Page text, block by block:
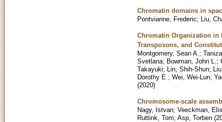
Chromatin domains in
Pontvianne, Frederic; Liu,
Chromatin Organization in
Transposons, and
Montgomery, Sean A. ;
Svetlana; Bowman, John L. ;
Takayuki; Lin, Shih-Shun;
Dorothy E. ; Wei, Wei-Lun;
(2020)
Chromosome-scale
Nagy, Istvan; Veeckman,
Ruttink, Tom; Asp, Torben (